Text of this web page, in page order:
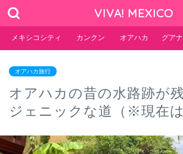
VIVA! MEXICO
メキシコシティ カンクン オアハカ グア
オアハカ旅行
オアハカの昔の水路跡が
ジェニックな道（※現在は